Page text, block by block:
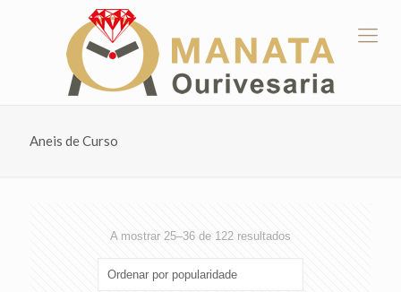
Aneis de Curso
A mostrar 25–36 de 122 resultados